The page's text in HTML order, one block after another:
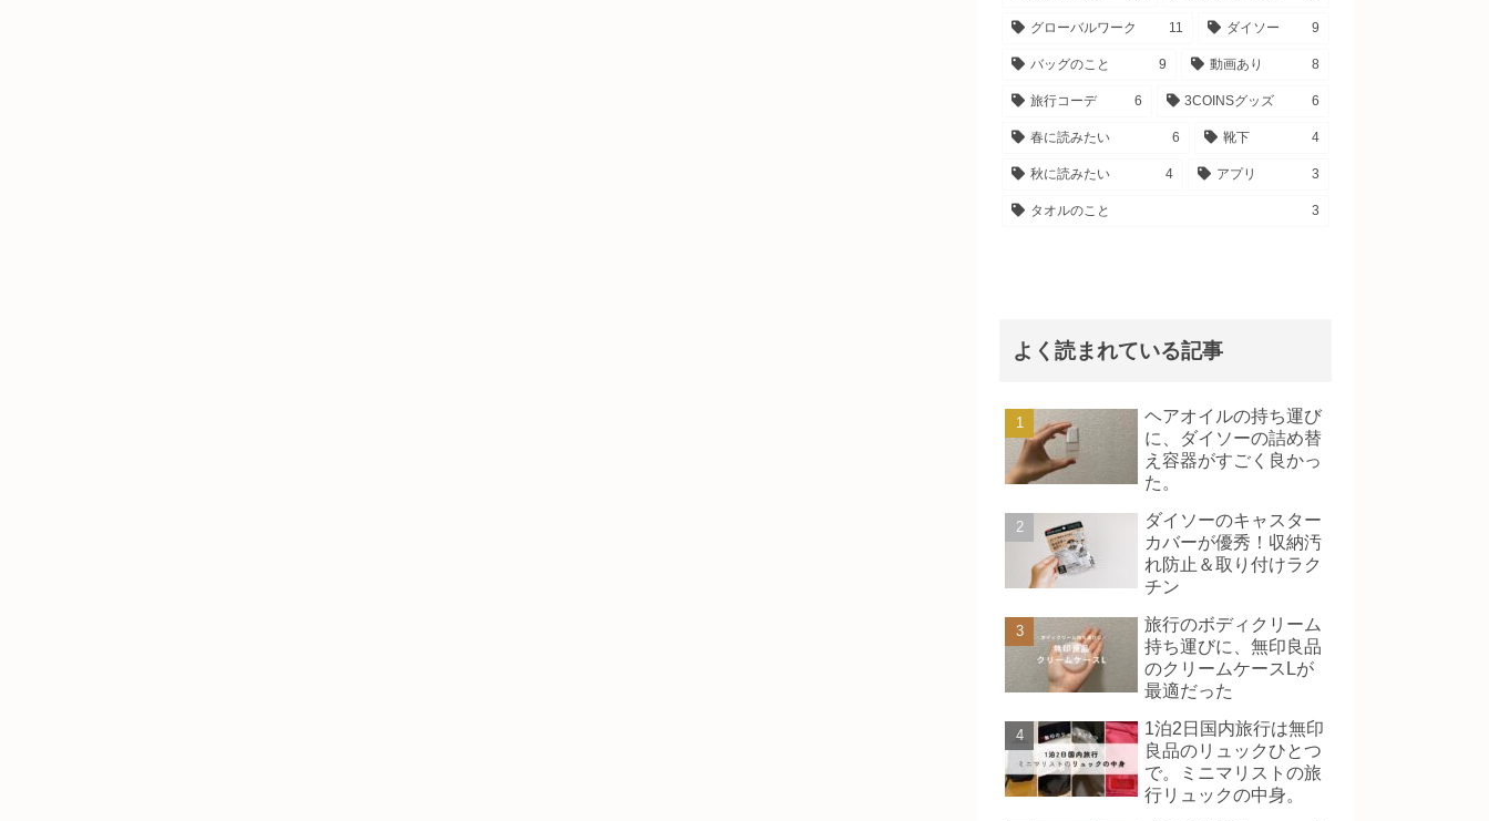
グローバルワーク 11 ダイソー 9
バッグのこと 9 動画あり 8
旅行コーデ 6 3COINSグッズ 6
春に読みたい 6 靴下 4
秋に読みたい 4 アプリ 3
タオルのこと 3
よく読まれている記事
ヘアオイルの持ち運び
に、ダイソーの詰め替
え容器がすごく良かっ
た。
ダイソーのキャスター
カバーが優秀！収納汚
れ防止＆取り付けラク
チン
旅行のボディクリーム
持ち運びに、無印良品
のクリームケースLが
最適だった
1泊2日国内旅行は無印
良品のリュックひとつ
で。ミニマリストの旅
行リュックの中身。